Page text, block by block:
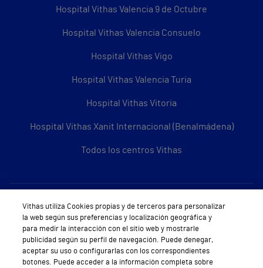
Hospital Vithas Valencia 9 de Octubre
Hospital Vithas Valencia Consuelo
Hospital Vithas Vigo
Hospital Vithas Valencia Turia
Hospital Vithas Vitoria
Hospital Vithas Xanit Internacional (Benalmádena)
Todos los centros Vithas
Sobre Vithas
Quiénes somos
Trabajar en Vithas
Vithas utiliza Cookies propias y de terceros para personalizar
la web según sus preferencias y localización geográfica y
para medir la interacción con el sitio web y mostrarle
publicidad según su perfil de navegación. Puede denegar,
aceptar su uso o configurarlas con los correspondientes
botones. Puede acceder a la información completa sobre